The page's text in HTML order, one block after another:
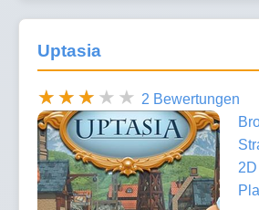
Uptasia
2 Bewertungen
2D